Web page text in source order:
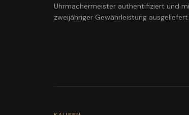
Uhrmachermeister authentifiziert und
zweijähriger Gewährleistung ausgeliefert.